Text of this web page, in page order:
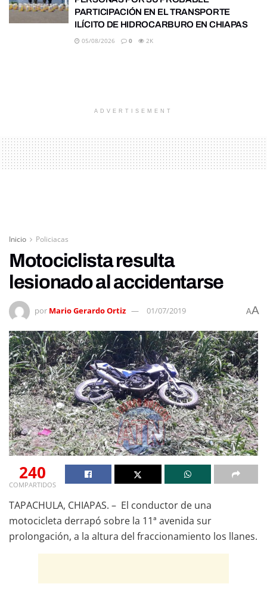
PARTICIPACIÓN EN EL TRANSPORTE
ILÍCITO DE HIDROCARBURO EN CHIAPAS
05/08/2026 0 2K
ADVERTISEMENT
Inicio Policiacas
Motociclista resulta
lesionado al accidentarse
por Mario Gerardo Ortiz 01/07/2019 AA
240
COMPARTIDOS
TAPACHULA, CHIAPAS. – El conductor de una
motocicleta derrapó sobre la 11ª avenida sur
prolongación, a la altura del fraccionamiento los llanes.